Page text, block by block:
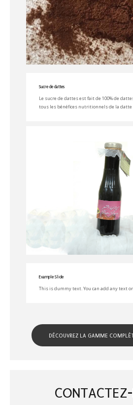
Sucre de dattes
Le sucre de dattes est fait de 100% de
tous les bénéfices nutritionnels de la datte
Example Slide
This is dummy text. You can add any text
DÉCOUVREZ LA GAMME